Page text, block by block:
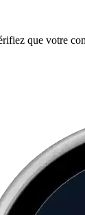
que votre